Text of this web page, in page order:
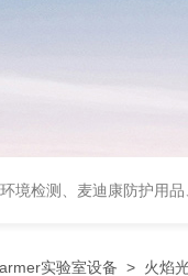
境检测、麦迪康防护用
实验室设备 > 火焰